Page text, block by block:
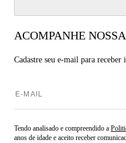
ACOMPANHE
Cadastre seu e-mail para receber
Tendo analisado e compreendido a
anos de idade e aceito receber